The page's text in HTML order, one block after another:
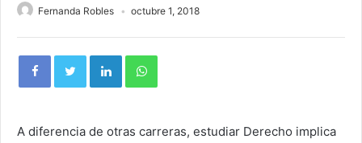
Fernanda Robles octubre 1, 2018
A diferencia de otras carreras, estudiar Derecho implica